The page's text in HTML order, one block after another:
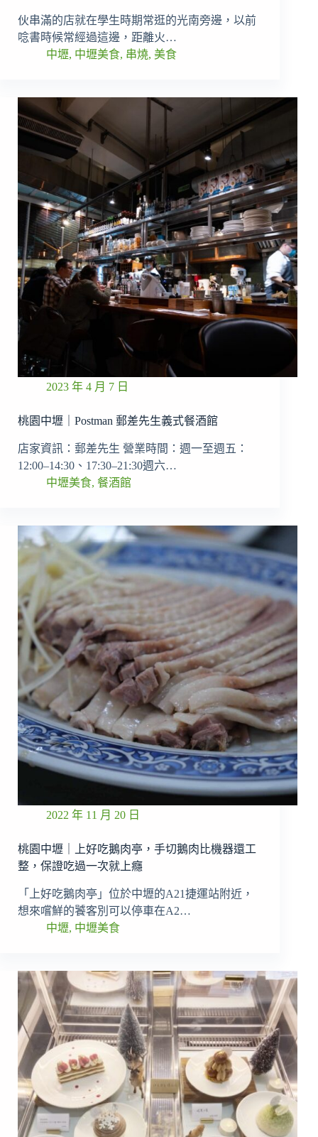
伙串滿的店就在學生時期常逛的光南旁邊，以前
唸書時候常經過這邊，距離火…
中壢, 中壢美食, 串燒, 美食
2023 年 4 月 7 日
桃園中壢｜Postman 郵差先生義式餐酒館
店家資訊：郵差先生 營業時間：週一至週五：
12:00–14:30、17:30–21:30週六…
中壢美食, 餐酒館
2022 年 11 月 20 日
桃園中壢｜上好吃鵝肉亭，手切鵝肉比機器還工
整，保證吃過一次就上癮
「上好吃鵝肉亭」位於中壢的A21捷運站附近，
想來嚐鮮的饕客別可以停車在A2…
中壢, 中壢美食